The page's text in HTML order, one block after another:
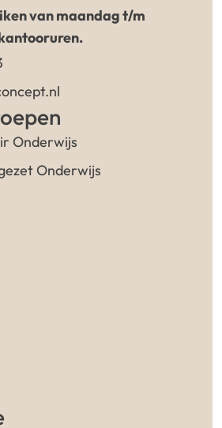
van maandag t/m
Onderwijs
Onderwijs